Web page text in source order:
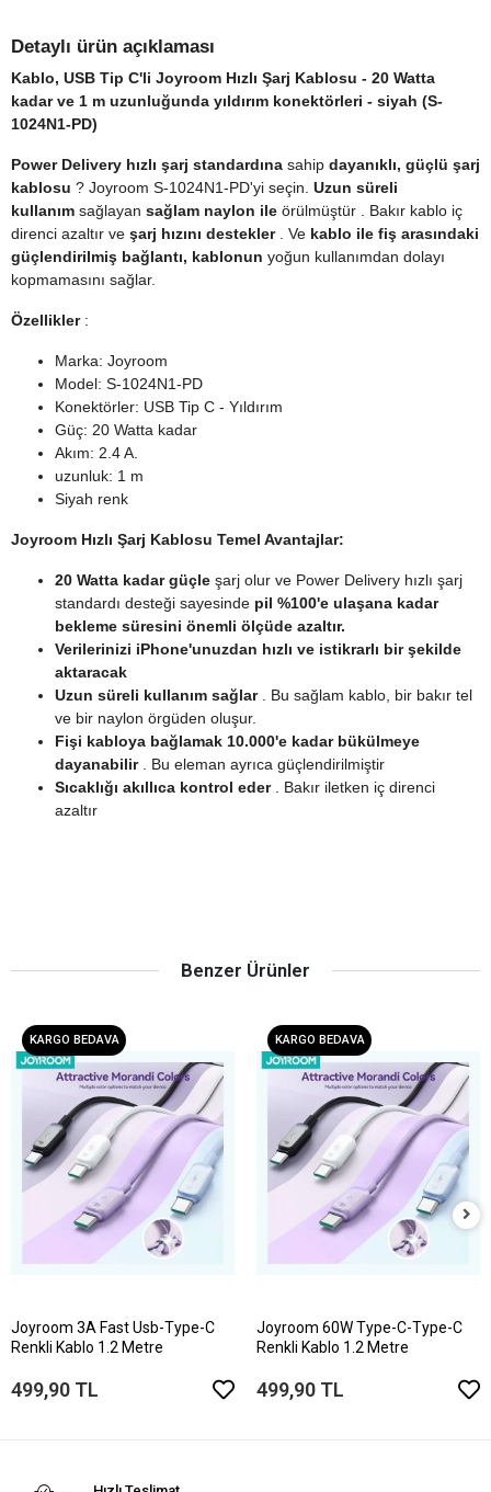
Detaylı ürün açıklaması
Kablo, USB Tip C'li Joyroom Hızlı Şarj Kablosu - 20 Watta
kadar ve 1 m uzunluğunda yıldırım konektörleri - siyah (S-
1024N1-PD)
Power Delivery hızlı şarj standardına sahip dayanıklı, güçlü şarj
kablosu ? Joyroom S-1024N1-PD'yi seçin. Uzun süreli
kullanım sağlayan sağlam naylon ile örülmüştür
Bakır kablo iç
direnci azaltır ve şarj hızını destekler Ve kablo ile fiş arasındaki
güçlendirilmiş bağlantı, kablonun yoğun kullanımdan dolayı
kopmamasını sağlar.
Özellikler :
Marka: Joyroom
Model: S-1024N1-PD
Konektörler: USB Tip C - Yıldırım
Güç: 20 Watta kadar
Akım: 2.4 A.
uzunluk: 1 m
Siyah renk
Joyroom Hızlı Şarj Kablosu Temel Avantajlar:
20 Watta kadar güçle şarj olur ve Power Delivery hızlı şarj
standardı desteği sayesinde pil %100'e ulaşana kadar
bekleme süresini önemli ölçüde azaltır.
Verilerinizi iPhone'unuzdan hızlı ve istikrarlı bir şekilde
aktaracak
Uzun süreli kullanım sağlar
Bu sağlam kablo, bir bakır tel
ve bir naylon örgüden oluşur.
Fişi kabloya bağlamak 10.000'e kadar bükülmeye
dayanabilir
Bu eleman ayrıca güçlendirilmiştir
Sıcaklığı akıllıca kontrol eder
Bakır iletken iç direnci
azaltır
Benzer Ürünler
KARGO BEDAVA
Joyroom 3A Fast Usb-Type-C
Renkli Kablo 1.2 Metre
499,90 TL
KARGO BEDAVA
Joyroom 60W Type-C-Type-C
Renkli Kablo 1.2 Metre
499,90 TL